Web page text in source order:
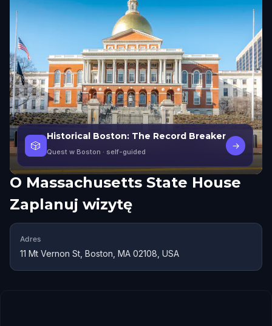
🎲
Historical Boston: The Record Breaker
Quest w Boston · self-guided
→
O Massachusetts State House
Zaplanuj wizytę
Adres
11 Mt Vernon St, Boston, MA 02108, USA